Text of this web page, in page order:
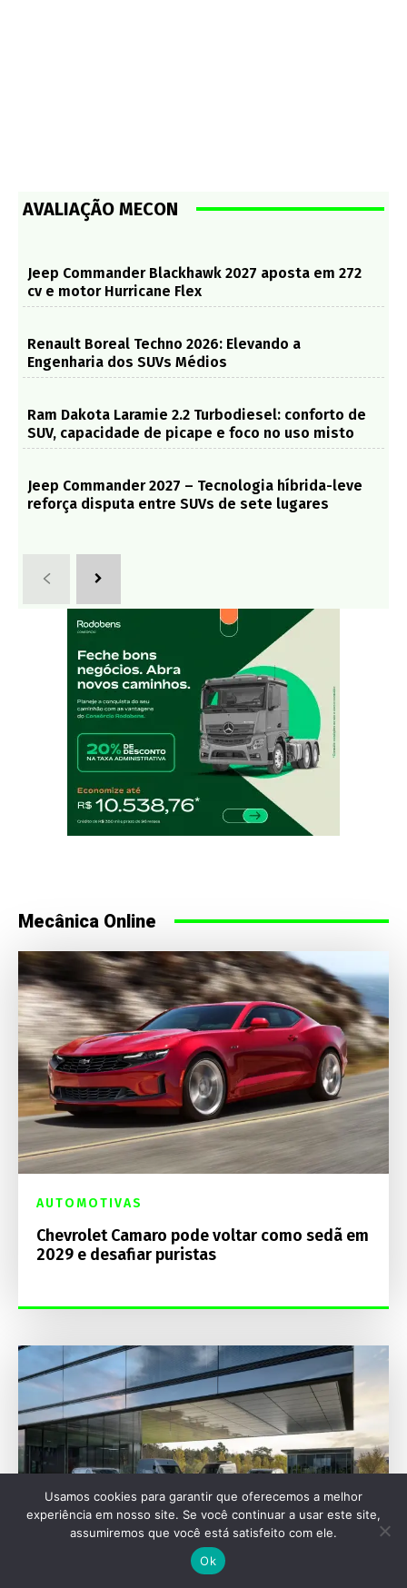
AVALIAÇÃO MECON
Jeep Commander Blackhawk 2027 aposta em 272
cv e motor Hurricane Flex
Renault Boreal Techno 2026: Elevando a
Engenharia dos SUVs Médios
Ram Dakota Laramie 2.2 Turbodiesel: conforto de
SUV, capacidade de picape e foco no uso misto
Jeep Commander 2027 – Tecnologia híbrida-leve
reforça disputa entre SUVs de sete lugares
Mecânica Online
AUTOMOTIVAS
Chevrolet Camaro pode voltar como sedã em
2029 e desafiar puristas
Usamos cookies para garantir que oferecemos a melhor
experiência em nosso site. Se você continuar a usar este site,
assumiremos que você está satisfeito com ele.
Ok